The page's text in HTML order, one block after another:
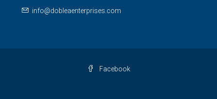
info@dobleaenterprises.com
Facebook